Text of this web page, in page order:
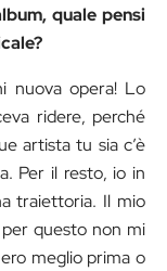
quale pensi
nuova opera! Lo
ridere, perché
artista tu sia c’è
Per il resto, io in
traiettoria. Il mio
questo non mi
meglio prima o